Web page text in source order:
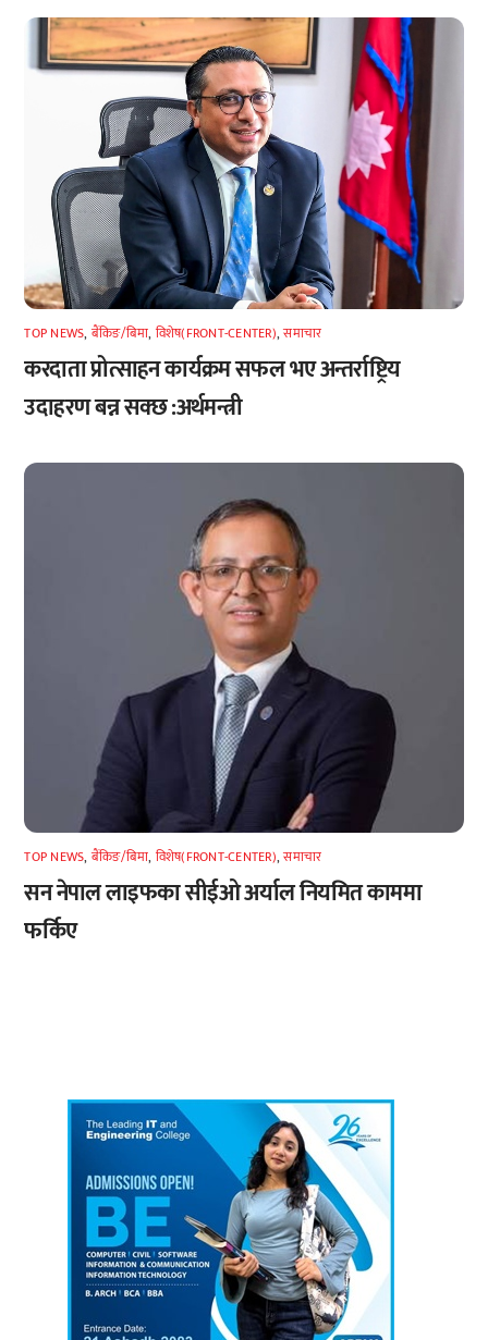
TOP NEWS, बैंकिङ/बिमा, विशेष(FRONT-CENTER),समाचार
करदाता प्रोत्साहन कार्यक्रम सफल भए अन्तर्राष्ट्रिय
उदाहरण बन्न सक्छ :अर्थमन्त्री
TOP NEWS, बैंकिङ/बिमा, विशेष(FRONT-CENTER),समाचार
सन नेपाल लाइफका सीईओ अर्याल नियमित काममा
फर्किए